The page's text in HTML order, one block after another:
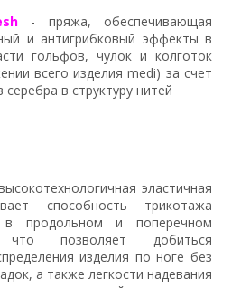
- пряжа, обеспечивающая
и антигрибковый эффекты в
гольфов, чулок и колготок
всего изделия medi) за счет
в структуру нитей
эластичная
способность трикотажа
в продольном и поперечном
что позволяет добиться
изделия по ноге без
а также легкости надевания